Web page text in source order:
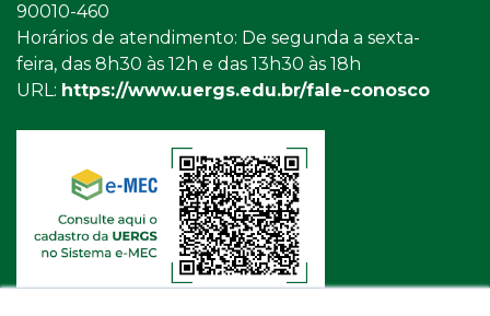
90010-460
Horários de atendimento: De segunda a sexta-
feira, das 8h30 às 12h e das 13h30 às 18h
URL: https://www.uergs.edu.br/fale-conosco